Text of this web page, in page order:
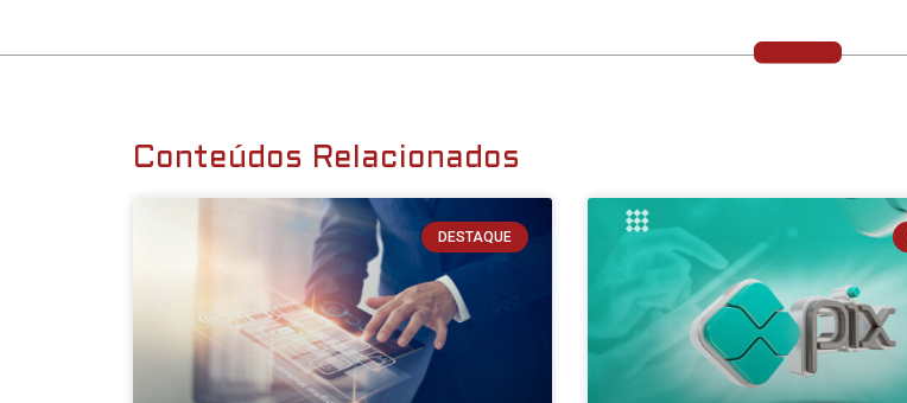
Conteúdos Relacionados
DESTAQUE